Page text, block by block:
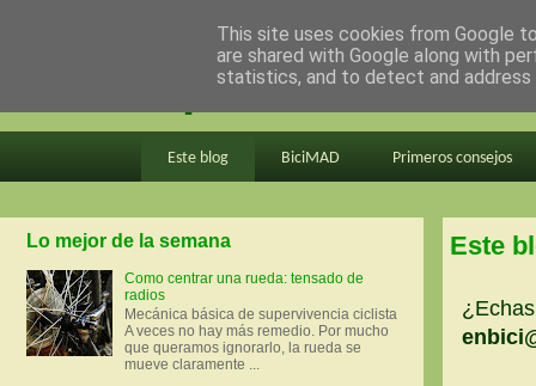
en bici por madrid
Este blog BiciMAD Primeros consejos
Este
Lo mejor de la semana
Como centrar una rueda: tensado de
radios
Mecánica básica de supervivencia ciclista
A veces no hay más remedio. Por mucho
que queramos ignorarlo, la rueda se
mueve claramente ...
This site uses cookies from Google
are shared with Google along with
statistics, and to detect and address